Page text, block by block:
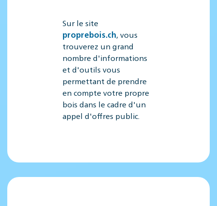
Sur le site
proprebois.ch, vous
trouverez un grand
nombre d'informations
et d'outils vous
permettant de prendre
en compte votre propre
bois dans le cadre d'un
appel d'offres public.